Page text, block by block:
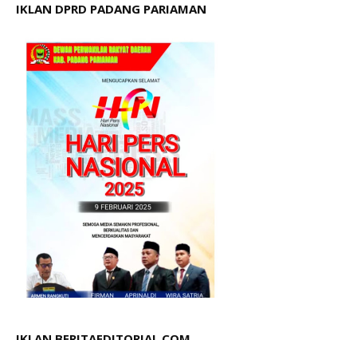
IKLAN DPRD PADANG PARIAMAN